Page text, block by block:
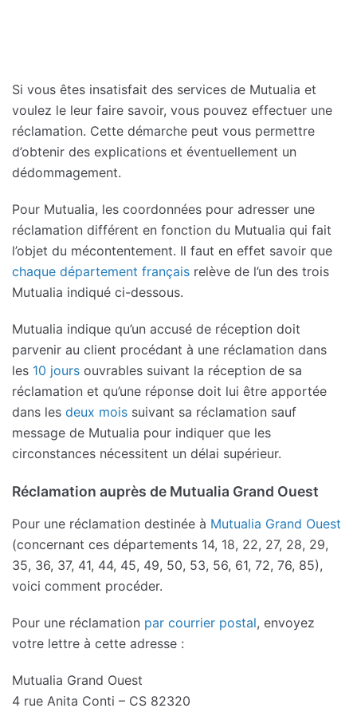
Si vous êtes insatisfait des services de Mutualia et
voulez le leur faire savoir, vous pouvez effectuer une
réclamation. Cette démarche peut vous permettre
d’obtenir des explications et éventuellement un
dédommagement.
Pour Mutualia, les coordonnées pour adresser une
réclamation différent en fonction du Mutualia qui fait
l’objet du mécontentement. Il faut en effet savoir que
chaque département français relève de l’un des trois
Mutualia indiqué ci-dessous.
Mutualia indique qu’un accusé de réception doit
parvenir au client procédant à une réclamation dans
les 10 jours ouvrables suivant la réception de sa
réclamation et qu’une réponse doit lui être apportée
dans les deux mois suivant sa réclamation sauf
message de Mutualia pour indiquer que les
circonstances nécessitent un délai supérieur.
Réclamation auprès de Mutualia Grand Ouest
Pour une réclamation destinée à Mutualia Grand Ouest
(concernant ces départements 14, 18, 22, 27, 28, 29,
35, 36, 37, 41, 44, 45, 49, 50, 53, 56, 61, 72, 76, 85),
voici comment procéder.
Pour une réclamation par courrier postal, envoyez
votre lettre à cette adresse :
Mutualia Grand Ouest
4 rue Anita Conti – CS 82320